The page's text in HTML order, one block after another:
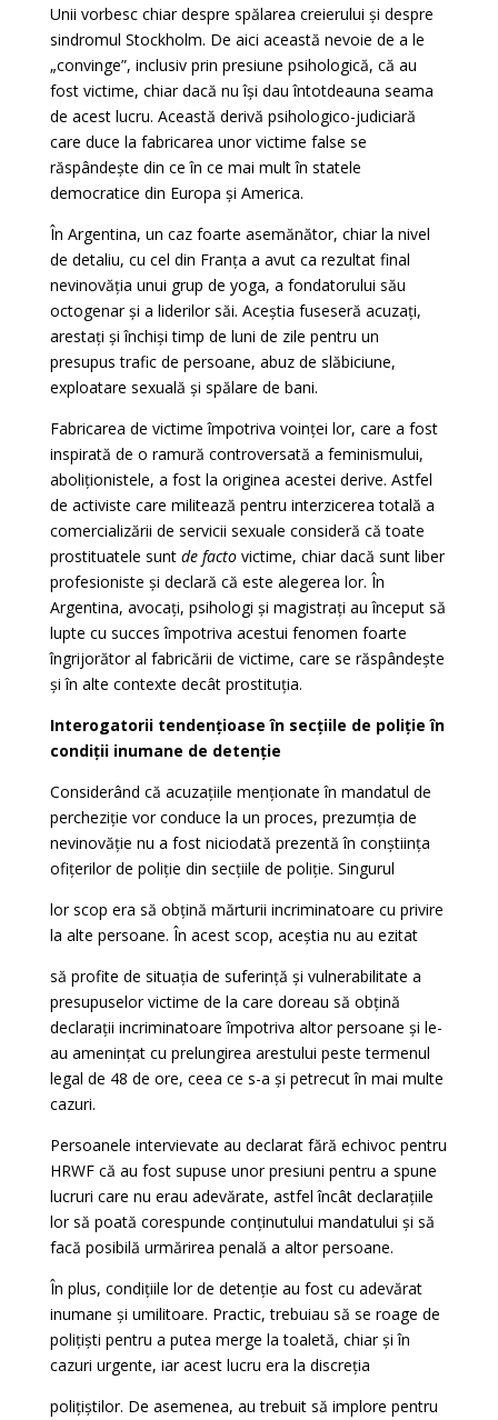
Unii vorbesc chiar despre spălarea creierului și despre
sindromul Stockholm. De aici această nevoie de a le
„convinge”, inclusiv prin presiune psihologică, că au
fost victime, chiar dacă nu își dau întotdeauna seama
de acest lucru. Această derivă psihologico-judiciară
care duce la fabricarea unor victime false se
răspândește din ce în ce mai mult în statele
democratice din Europa și America.
În Argentina, un caz foarte asemănător, chiar la nivel
de detaliu, cu cel din Franța a avut ca rezultat final
nevinovăția unui grup de yoga, a fondatorului său
octogenar și a liderilor săi. Aceștia fuseseră acuzați,
arestați și închiși timp de luni de zile pentru un
presupus trafic de persoane, abuz de slăbiciune,
exploatare sexuală și spălare de bani.
Fabricarea de victime împotriva voinței lor, care a fost
inspirată de o ramură controversată a feminismului,
aboliționistele, a fost la originea acestei derive. Astfel
de activiste care militează pentru interzicerea totală a
comercializării de servicii sexuale consideră că toate
prostituatele sunt de facto victime, chiar dacă sunt liber
profesioniste și declară că este alegerea lor. În
Argentina, avocați, psihologi și magistrați au început să
lupte cu succes împotriva acestui fenomen foarte
îngrijorător al fabricării de victime, care se răspândește
și în alte contexte decât prostituția.
Interogatorii tendențioase în secțiile de poliție în
condiții inumane de detenție
Considerând că acuzațiile menționate în mandatul de
percheziție vor conduce la un proces, prezumția de
nevinovăție nu a fost niciodată prezentă în conștiința
ofițerilor de poliție din secțiile de poliție. Singurul
lor scop era să obțină mărturii incriminatoare cu privire
la alte persoane. În acest scop, aceștia nu au ezitat
să profite de situația de suferință și vulnerabilitate a
presupuselor victime de la care doreau să obțină
declarații incriminatoare împotriva altor persoane și le-
au amenințat cu prelungirea arestului peste termenul
legal de 48 de ore, ceea ce s-a și petrecut în mai multe
cazuri.
Persoanele intervievate au declarat fără echivoc pentru
HRWF că au fost supuse unor presiuni pentru a spune
lucruri care nu erau adevărate, astfel încât declarațiile
lor să poată corespunde conținutului mandatului și să
facă posibilă urmărirea penală a altor persoane.
În plus, condițiile lor de detenție au fost cu adevărat
inumane și umilitoare. Practic, trebuiau să se roage de
polițiști pentru a putea merge la toaletă, chiar și în
cazuri urgente, iar acest lucru era la discreția
polițiștilor. De asemenea, au trebuit să implore pentru